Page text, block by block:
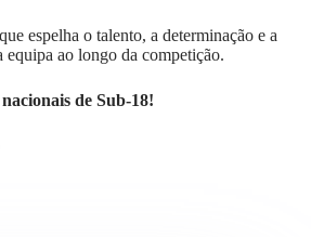
espelha o talento, a determinação e a
equipa ao longo da competição.
de Sub-18!